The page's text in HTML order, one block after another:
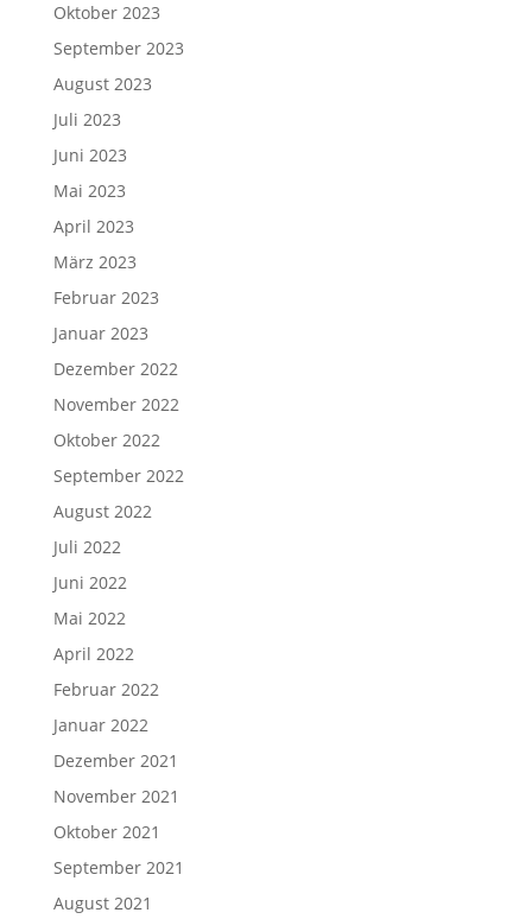
Oktober 2023
September 2023
August 2023
Juli 2023
Juni 2023
Mai 2023
April 2023
März 2023
Februar 2023
Januar 2023
Dezember 2022
November 2022
Oktober 2022
September 2022
August 2022
Juli 2022
Juni 2022
Mai 2022
April 2022
Februar 2022
Januar 2022
Dezember 2021
November 2021
Oktober 2021
September 2021
August 2021